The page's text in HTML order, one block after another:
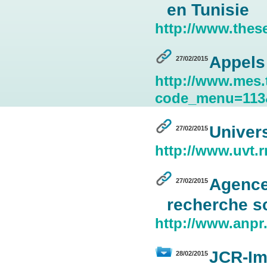
en Tunisie
http://
27/02/2015
http://
27/02/2015
http://
27/02/2015
recherche
http://
28/02/2015